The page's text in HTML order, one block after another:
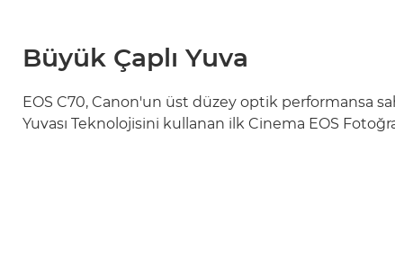
Büyük Çaplı Yuva
EOS C70, Canon'un üst düzey optik performansa
Yuvası Teknolojisini kullanan ilk Cinema EOS